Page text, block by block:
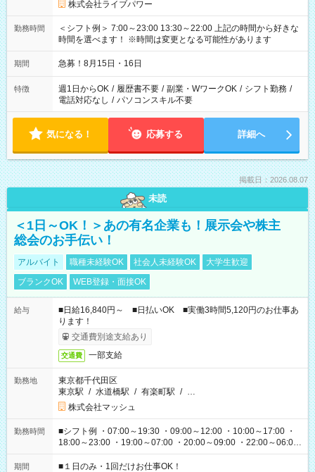
株式会社ライブパワー
勤務時間
＜シフト例＞ 7:00～23:00 13:30～22:00 上記の時間から好きな
時間を選べます！ ※時間は変更となる可能性があります
期間 急募！8月15日・16日
特徴 週1日からOK / 履歴書不要 / 副業・WワークOK / シフト勤務 /
電話対応なし / パソコンスキル不要
気になる！ 応募する 詳細へ
掲載日：2026.08.07
未読
＜1日～OK！＞あの有名企業も！展示会や株主
総会のお手伝い！
アルバイト 職種未経験OK 社会人未経験OK
大学生歓迎
ブランクOK
WEB登録・面接OK
給与
■日給16,840円～ ■日払いOK ■実働3時間5,120円のお仕事あ
ります！
交通費別途支給あり
交通費 一部支給
勤務地
東京都千代田区
東京駅 / 水道橋駅 / 有楽町駅 / …
株式会社マッシュ
勤務時間
■シフト例 ・07:00～19:30 ・09:00～12:00 ・10:00～17:00 ・
18:00～23:00 ・19:00～07:00 ・20:00～09:00 ・22:00～06:00
etc ★最短で3時間で5,120円のお仕事から 15時間で2万円近く稼
げるお仕事も！ ご希望のお時間に合わせてご紹介！ ※シフトは
期間 ■１日のみ・1回だけお仕事OK！